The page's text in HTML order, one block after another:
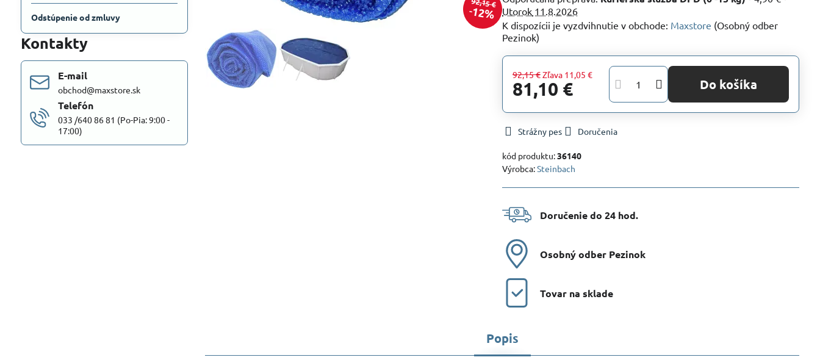
12% Utorok 11.8.2026
Maxstore (Osobný odber
Pezinok)
92,15 €Zľava 11,05 €
81,10 € Do košíka
Strážny pes Doručenia
kód produktu:36140
Výrobca:Steinbach
Doručenie do 24 hod​.
Osobný odber Pezinok
Tovar na sklade
Popis
Odstúpenie od zmluvy
Kontakty
E-mail
obchod@maxstore.sk
Telefón
033 /640 86 81 (Po-Pia: 9:00 -
17:00)